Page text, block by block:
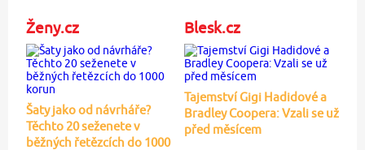
Ženy.cz
Šaty jako od návrháře?
Těchto 20 seženete v
běžných řetězcích do 1000
Blesk.cz
Tajemství Gigi Hadidové a
Bradley Coopera: Vzali se už
před měsícem